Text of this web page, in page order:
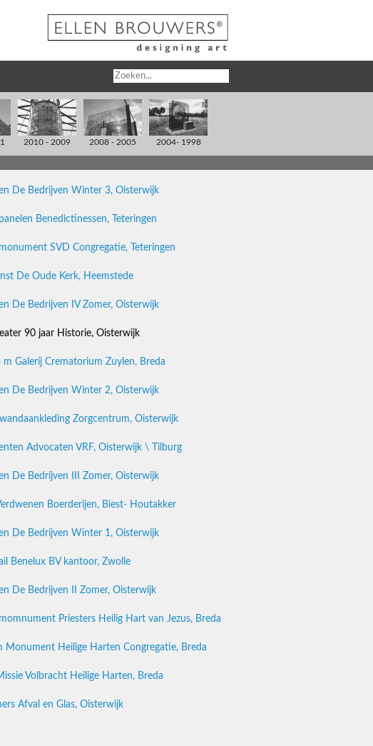
2010 - 2009 2008 - 2005 2004- 1998
De Bedrijven Winter 3, Oisterwijk
Benedictinessen, Teteringen
SVD Congregatie, Teteringen
De Oude Kerk, Heemstede
De Bedrijven IV Zomer, Oisterwijk
90 jaar Historie, Oisterwijk
m Galerij Crematorium Zuylen, Breda
De Bedrijven Winter 2, Oisterwijk
Zorgcentrum, Oisterwijk
Advocaten VRF, Oisterwijk \ Tilburg
De Bedrijven III Zomer, Oisterwijk
Boerderijen, Biest- Houtakker
De Bedrijven Winter 1, Oisterwijk
Benelux BV kantoor, Zwolle
De Bedrijven II Zomer, Oisterwijk
Priesters Heilig Hart van Jezus, Breda
Monument Heilige Harten Congregatie, Breda
Volbracht Heilige Harten, Breda
Afval en Glas, Oisterwijk